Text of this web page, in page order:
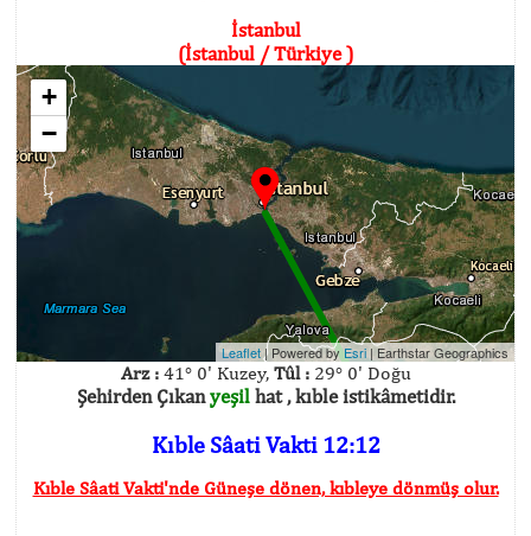
İstanbul
(İstanbul / Türkiye )
+
−
Leaflet| Powered byEsri |Earthstar Geographics
Arz :41° 0' Kuzey, Tûl :29° 0' Doğu
Şehirden Çıkanyeşilhat , kıble istikâmetidir.
Kıble Sâati Vakti 12:12
Kıble Sâati Vakti'nde Güneşe dönen, kıbleye dönmüş olur.